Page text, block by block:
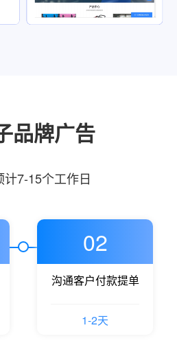
品牌广告
计7-15个工作日
02
沟通客户付款提单
1-2天